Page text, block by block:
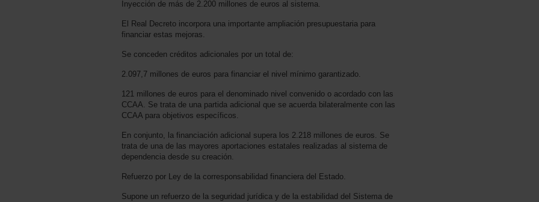
Inyección de más de 2.200 millones de euros al sistema.
El Real Decreto incorpora una importante ampliación presupuestaria para
financiar estas mejoras.
Se conceden créditos adicionales por un total de:
2.097,7 millones de euros para financiar el nivel mínimo garantizado.
121 millones de euros para el denominado nivel convenido o acordado con las
CCAA. Se trata de una partida adicional que se acuerda bilateralmente con las
CCAA para objetivos específicos.
En conjunto, la financiación adicional supera los 2.218 millones de euros. Se
trata de una de las mayores aportaciones estatales realizadas al sistema de
dependencia desde su creación.
Refuerzo por Ley de la corresponsabilidad financiera del Estado.
Supone un refuerzo de la seguridad jurídica y de la estabilidad del Sistema de